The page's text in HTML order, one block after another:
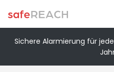
Sichere Alarmierung für